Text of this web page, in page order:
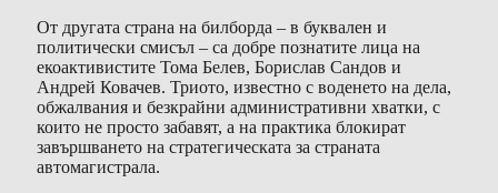
От другата страна на билборда – в буквален и
политически смисъл – са добре познатите лица на
екоактивистите Тома Белев, Борислав Сандов и
Андрей Ковачев. Триото, известно с воденето на дела,
обжалвания и безкрайни административни хватки, с
които не просто забавят, а на практика блокират
завършването на стратегическата за страната
автомагистрала.